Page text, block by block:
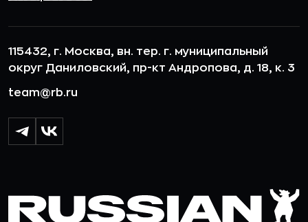
115432, г. Москва, вн. тер. г. муниципальный
округ Даниловский, пр-кт Андропова, д. 18, к. 3
team@rb.ru